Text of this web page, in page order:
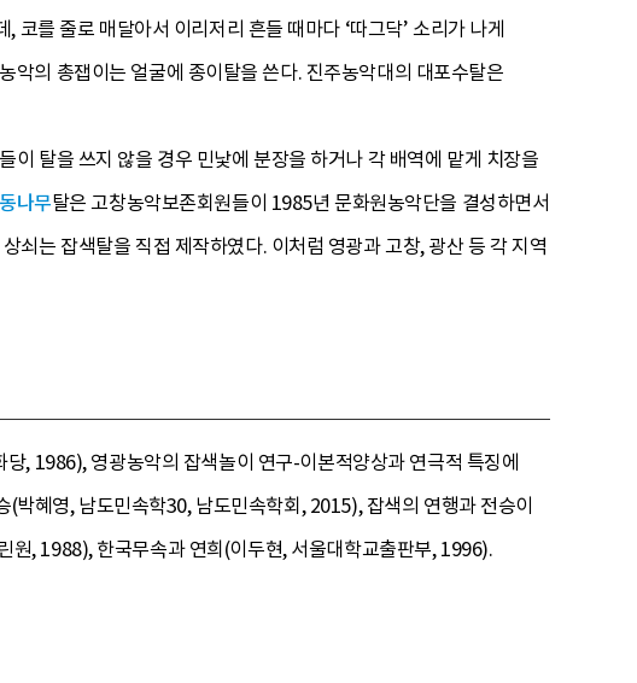
를 줄로 매달아서 이리저리 흔들 때마다 ‘따그닥’ 소리가 나게
악의 총잽이는 얼굴에 종이탈을 쓴다. 진주농악대의 대포수탈은
탈을 쓰지 않을 경우 민낯에 분장을 하거나 각 배역에 맡게 치장을
나무탈은 고창농악보존회원들이 1985년 문화원농악단을 결성하면서
쇠는 잡색탈을 직접 제작하였다. 이처럼 영광과 고창, 광산 등 각 지역
, 1986), 영광농악의 잡색놀이 연구-이본적양상과 연극적 특징에
혜영, 남도민속학30, 남도민속학회, 2015), 잡색의 연행과 전승이
, 1988), 한국무속과 연희(이두현, 서울대학교출판부, 1996).